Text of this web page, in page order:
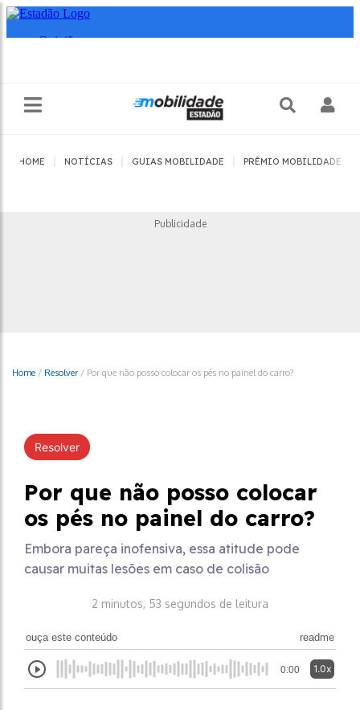
HOME NOTÍCIAS GUIAS MOBILIDADE PRÊMIO MOBILIDADE
Publicidade
Home / Resolver/ Por que não posso colocar os pés no painel do carro?
Resolver
Por que não posso colocar
os pés no painel do carro?
Embora pareça inofensiva, essa atitude pode
causar muitas lesões em caso de colisão
2 minutos, 53 segundos de leitura
ouça este conteúdo readme
0:00 1.0x